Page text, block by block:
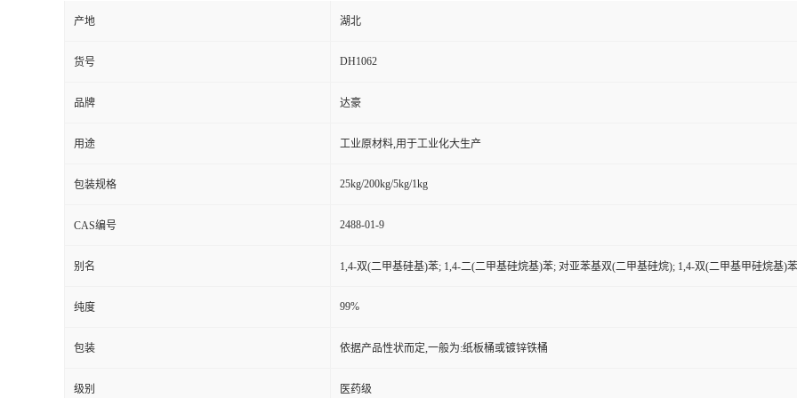
产地 湖北
货号 DH1062
品牌 达豪
用途 工业原材料,用于工业化大生产
包装规格 25kg/200kg/5kg/1kg
CAS编号 2488-01-9
别名 1,4-双(二甲基硅基)苯; 1,4-二(二甲基硅烷基)苯; 对亚苯基双(二甲基硅烷); 1,4-双(二甲基甲硅烷基)
纯度 99%
包装 依据产品性状而定,一般为:纸板桶或镀锌铁桶
级别 医药级